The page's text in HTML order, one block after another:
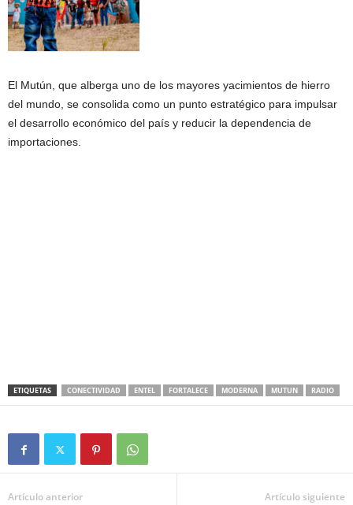
El Mutún, que alberga uno de los mayores yacimientos de hierro
del mundo, se consolida como un punto estratégico para impulsar
el desarrollo económico del país y reducir la dependencia de
importaciones.
ETIQUETAS CONECTIVIDAD ENTEL FORTALECE MODERNA MUTUN RADIO
Artículo anterior Artículo siguiente